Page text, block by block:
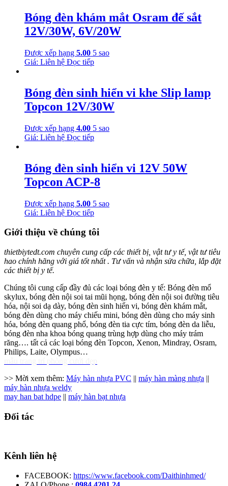
Bóng đèn khám mắt Osram đế sắt
12V/30W, 6V/20W
Được xếp hạng 5.00 5 sao
Giá: Liên hệ Đọc tiếp
Bóng đèn sinh hiển vi khe Slip lamp
Topcon 12V/30W
Được xếp hạng 4.00 5 sao
Giá: Liên hệ Đọc tiếp
Bóng đèn sinh hiển vi 12V 50W
Topcon ACP-8
Được xếp hạng 5.00 5 sao
Giá: Liên hệ Đọc tiếp
Giới thiệu về chúng tôi
thietbiytedt.com chuyên cung cấp các thiết bị, vật tư y tế, vật tư tiêu
hao chính hãng với giá tốt nhất . Tư vấn và nhận sửa chữa, lắp đặt
các thiết bị y tế.
Chúng tôi cung cấp đầy đủ các loại bóng đèn y tế: Bóng đèn mổ
skylux, bóng đèn nội soi tai mũi họng, bóng đèn nội soi đường tiêu
hóa, nội soi dạ dày, bóng đèn sinh hiển vi, bóng đèn khám mắt,
bóng đèn dùng cho máy chiếu mini, bóng đèn dùng cho máy sinh
hóa, bóng đèn quang phổ, bóng đèn tia cực tím, bóng đèn da liễu,
bóng đèn nha khoa bóng quang trùng hợp dùng cho máy trám
răng…. tất cả các loại bóng đèn Topcon, Xenon, Mindray, Osram,
Philips, Laite, Olympus…
>> Mời xem thêm: Máy hàn nhựa PVC || máy hàn màng nhựa ||
máy hàn nhựa weldy
may han bat hdpe || máy hàn bạt nhựa
Đối tác
Kênh liên hệ
FACEBOOK: https://www.facebook.com/Daithinhmed/